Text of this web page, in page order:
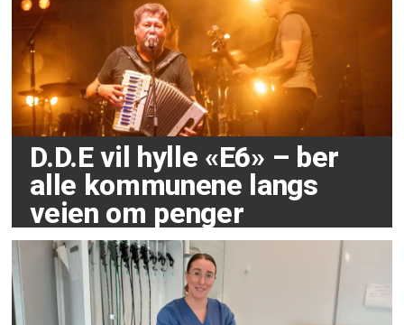
D.D.E vil hylle «E6» – ber
alle kommunene langs
veien om penger